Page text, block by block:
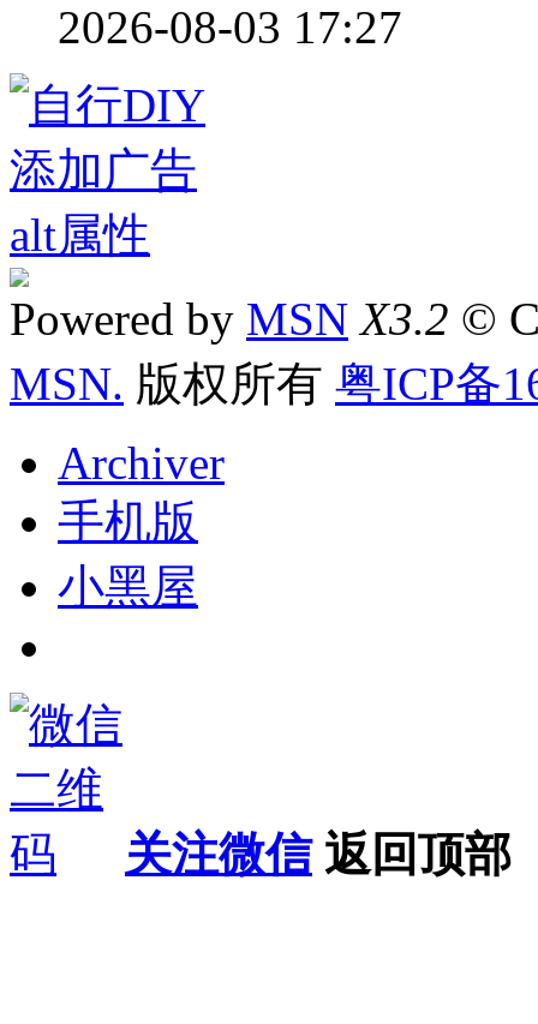
2026-08-03 17:27
Powered by MSN X3.2 ©
MSN. 版权所有 粤ICP备
Archiver
手机版
小黑屋
关注微信 返回顶部